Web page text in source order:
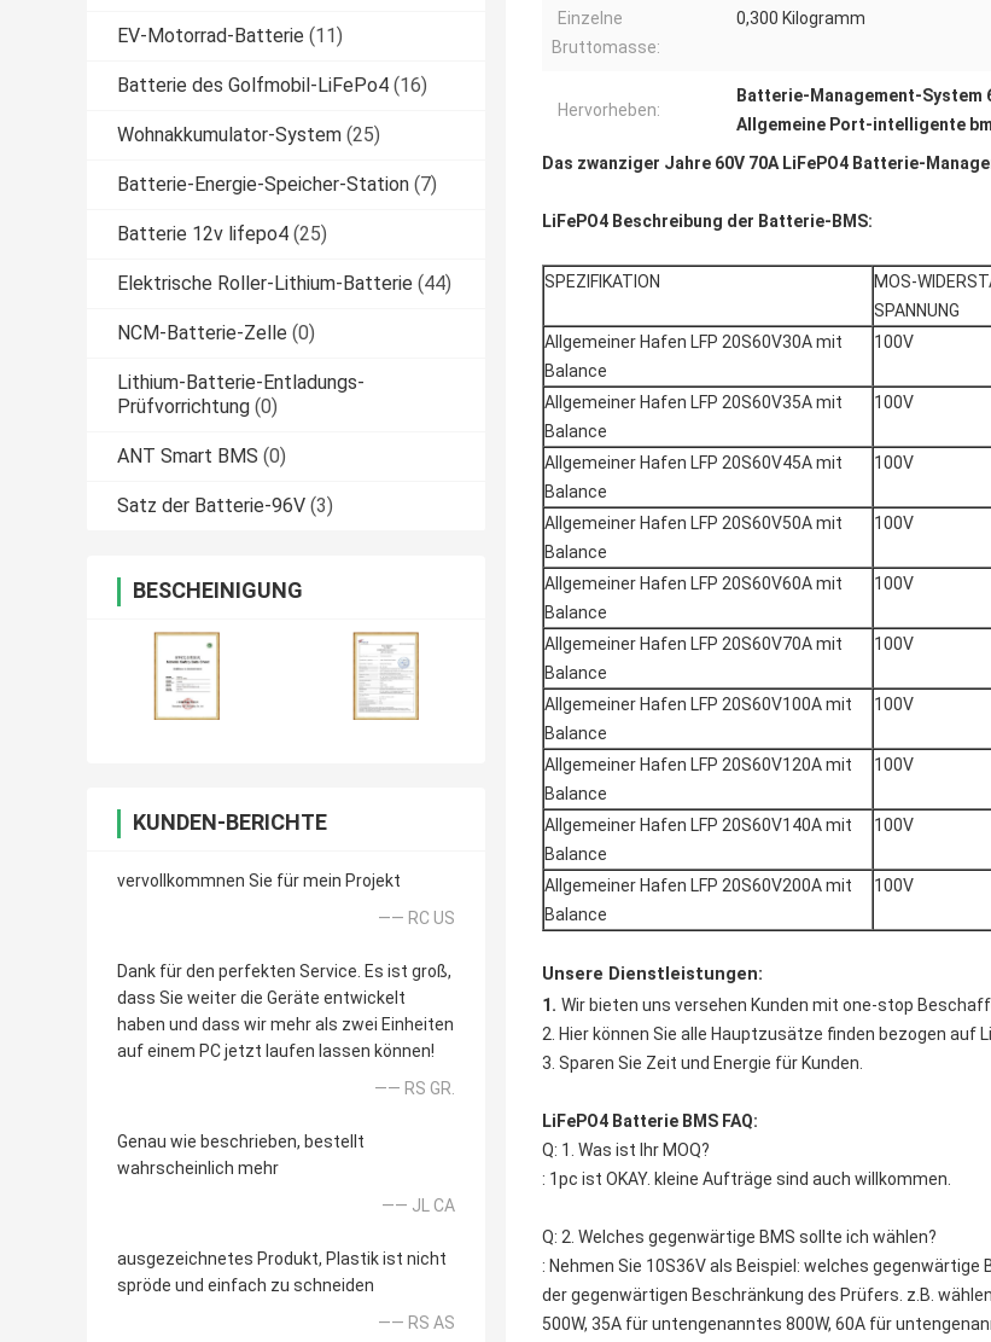
EV-Motorrad-Batterie (11)
Batterie des Golfmobil-LiFePo4 (16)
Wohnakkumulator-System (25)
Batterie-Energie-Speicher-Station (7)
Batterie 12v lifepo4 (25)
Elektrische Roller-Lithium-Batterie (44)
NCM-Batterie-Zelle (0)
Lithium-Batterie-Entladungs-
Prüfvorrichtung (0)
ANT Smart BMS (0)
Satz der Batterie-96V (3)
BESCHEINIGUNG
KUNDEN-BERICHTE
vervollkommnen Sie für mein Projekt
—— RC US
Dank für den perfekten Service. Es ist groß,
dass Sie weiter die Geräte entwickelt
haben und dass wir mehr als zwei Einheiten
auf einem PC jetzt laufen lassen können!
—— RS GR.
Genau wie beschrieben, bestellt
wahrscheinlich mehr
—— JL CA
ausgezeichnetes Produkt, Plastik ist nicht
spröde und einfach zu schneiden
—— RS AS
Einzelne
Bruttomasse:
0,300 Kilogramm
Hervorheben:
Batterie-Management-System
Allgemeine Port-intelligente
Das zwanziger Jahre 60V 70A LiFePO4 Batterie-
LiFePO4 Beschreibung der Batterie-BMS:
SPEZIFIKATION
MOS-
SPANNUNG
Allgemeiner Hafen LFP 20S60V30A mit
Balance
100V
Allgemeiner Hafen LFP 20S60V35A mit
Balance
100V
Allgemeiner Hafen LFP 20S60V45A mit
Balance
100V
Allgemeiner Hafen LFP 20S60V50A mit
Balance
100V
Allgemeiner Hafen LFP 20S60V60A mit
Balance
100V
Allgemeiner Hafen LFP 20S60V70A mit
Balance
100V
Allgemeiner Hafen LFP 20S60V100A mit
Balance
100V
Allgemeiner Hafen LFP 20S60V120A mit
Balance
100V
Allgemeiner Hafen LFP 20S60V140A mit
Balance
100V
Allgemeiner Hafen LFP 20S60V200A mit
Balance
100V
Unsere Dienstleistungen:
1. Wir bieten uns versehen Kunden mit one-stop
2. Hier können Sie alle Hauptzusätze finden bezogen auf
3. Sparen Sie Zeit und Energie für Kunden.
LiFePO4 Batterie BMS FAQ:
Q: 1. Was ist Ihr MOQ?
: 1pc ist OKAY. kleine Aufträge sind auch willkommen.
Q: 2. Welches gegenwärtige BMS sollte ich wählen?
: Nehmen Sie 10S36V als Beispiel: welches
der gegenwärtigen Beschränkung des Prüfers. z.B.
500W, 35A für untengenanntes 800W, 60A für